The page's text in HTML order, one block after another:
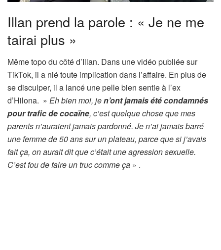
Illan prend la parole : « Je ne me
tairai plus »
Même topo du côté d’Illan. Dans une vidéo publiée sur
TikTok, il a nié toute implication dans l’affaire. En plus de
se disculper, il a lancé une pelle bien sentie à l’ex
d’Hilona. » Eh bien moi, jen’ont jamais été condamnés
pour trafic de cocaïne, c’est quelque chose que mes
parents n’auraient jamais pardonné. Je n’ai jamais barré
une femme de 50 ans sur un plateau, parce que si j’avais
fait ça, on aurait dit que c’était une agression sexuelle.
C’est fou de faire un truc comme ça » .